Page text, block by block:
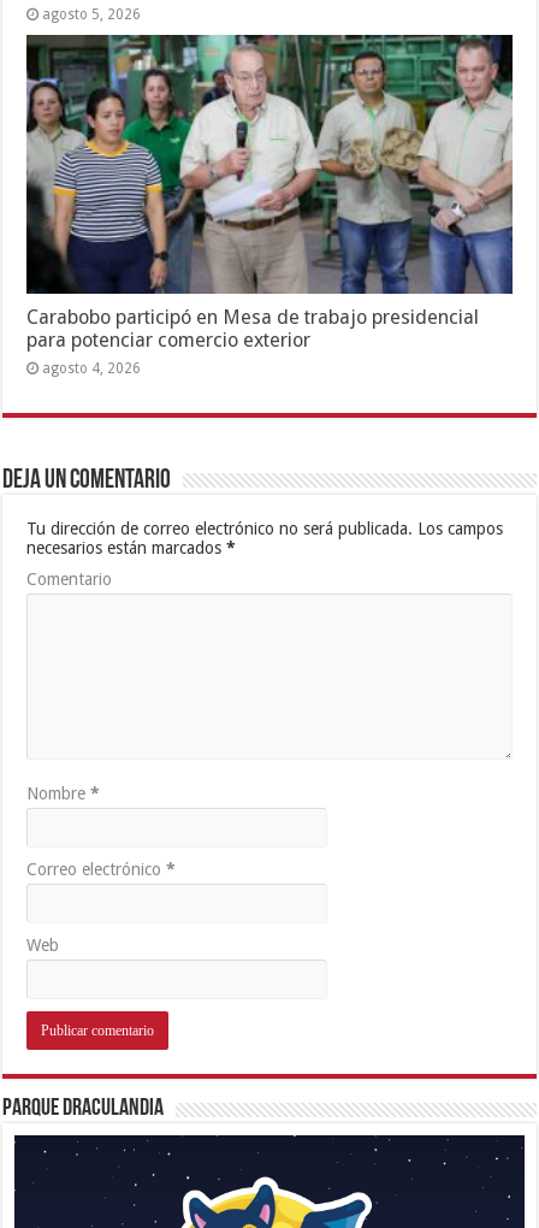
agosto 5, 2026
Carabobo participó en Mesa de trabajo presidencial
para potenciar comercio exterior
agosto 4, 2026
Deja un comentario
Tu dirección de correo electrónico no será publicada. Los campos
necesarios están marcados*
Comentario
Nombre*
Correo electrónico*
Web
Parque Draculandia